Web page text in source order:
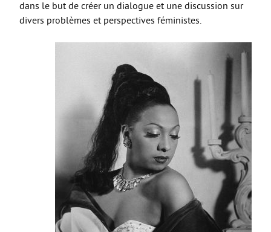
dans le but de créer un dialogue et une discussion sur
divers problèmes et perspectives féministes.